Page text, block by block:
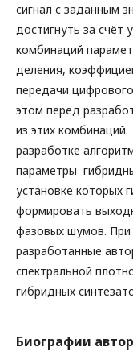
сигнал с заданным
достигнуть за счёт
комбинаций
деления,
передачи
этом перед
из этих
разработке
параметры
установке которых
формировать
фазовых шумов. При
разработанные
спектральной
гибридных
Биографии